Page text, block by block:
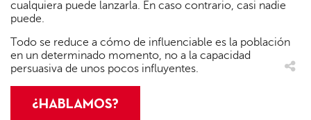
cualquiera puede lanzarla. En caso contrario, casi nadie
puede.
Todo se reduce a cómo de influenciable es la población
en un determinado momento, no a la capacidad
persuasiva de unos pocos influyentes.
¿HABLAMOS?